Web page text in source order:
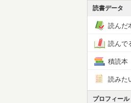
読書データ
読んだ
読んで
積読本
読みた
プロフィール